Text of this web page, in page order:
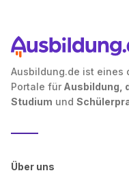
Ausbildung.de ist eines
Portale für Ausbildung,
Studium und
Über uns